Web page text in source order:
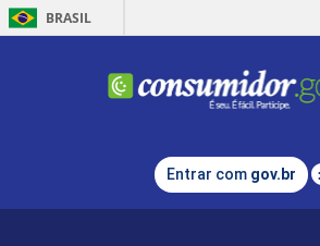
BRASIL
Entrar com gov.br